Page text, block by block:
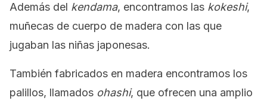
Además del kendama, encontramos las kokeshi,
muñecas de cuerpo de madera con las que
jugaban las niñas japonesas.
También fabricados en madera encontramos los
palillos, llamados ohashi, que ofrecen una amplio